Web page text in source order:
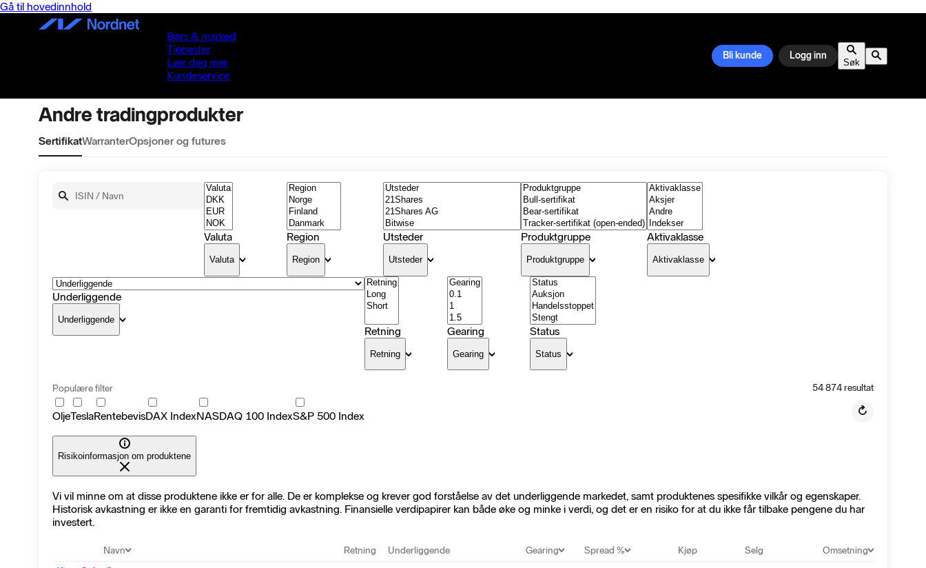
Gå til hovedinnhold
Børs & marked
Tjenester
Lær deg mer
Kundeservice
Bli kunde Logg inn
Søk
Andre tradingprodukter
SertifikatWarranterOpsjoner og futures
Søk
Valuta
Valuta
Region
Region
Utsteder
Utsteder
Produktgruppe
Produktgruppe
Aktivaklasse
Aktivaklasse
Underliggende
Underliggende
Retning
Retning
Gearing
Gearing
Status
Status
Populære filter
OljeTeslaRentebevisDAX IndexNASDAQ 100 IndexS&P 500 Index
54 874resultat
Risikoinformasjon om produktene
Vi vil minne om at disse produktene ikke er for alle. De er komplekse og krever god forståelse av det underliggende markedet, samt produktenes spesifikke vilkår og egenskaper.
Historisk avkastning er ikke en garanti for fremtidig avkastning. Finansielle verdipapirer kan både øke og minke i verdi, og det er en risiko for at du ikke får tilbake pengene du har
investert.
Navn Retning Underliggende Gearing Spread % Kjøp Selg
Omsetning